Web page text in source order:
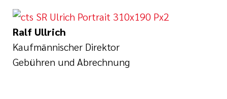
Ralf Ullrich
Kaufmännischer Direktor
Gebühren und Abrechnung